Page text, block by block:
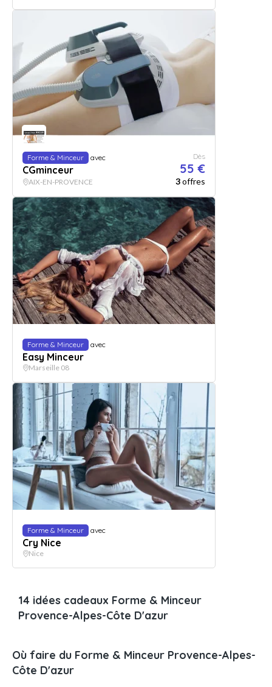
Forme & Minceur avec
CGminceur
Dès
55 €
AIX-EN-PROVENCE 3offres
Forme & Minceur avec
Easy Minceur
Marseille 08
Forme & Minceur avec
Cry Nice
Nice
14 idées cadeaux Forme & Minceur
Provence-Alpes-Côte D'azur
Où faire du Forme & Minceur Provence-Alpes-
Côte D'azur